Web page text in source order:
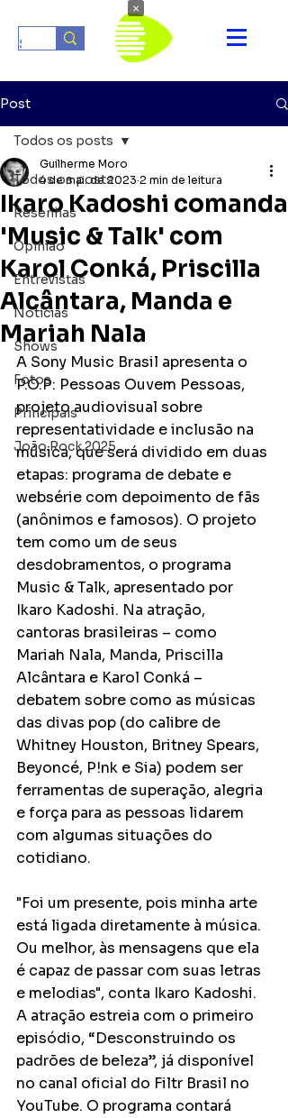
Post
Todos os posts
Resenhas
Opinião
Entrevistas
Notícias
Shows
Fotos
Principais
João Rock 2025
Todos os posts
Ikaro Kadoshi comanda
'Music & Talk' com
Karol Conká, Priscilla
Alcântara, Manda e
Mariah Nala
Guilherme Moro
4 de mai. de 2023 2 min de leitura
A Sony Music Brasil apresenta o
P.O.P: Pessoas Ouvem Pessoas,
projeto audiovisual sobre
representatividade e inclusão na
música, que será dividido em duas
etapas: programa de debate e
websérie com depoimento de fãs
(anônimos e famosos). O projeto
tem como um de seus
desdobramentos, o programa
Music & Talk, apresentado por
Ikaro Kadoshi. Na atração,
cantoras brasileiras – como
Mariah Nala, Manda, Priscilla
Alcântara e Karol Conká –
debatem sobre como as músicas
das divas pop (do calibre de
Whitney Houston, Britney Spears,
Beyoncé, P!nk e Sia) podem ser
ferramentas de superação, alegria
e força para as pessoas lidarem
com algumas situações do
cotidiano.
"Foi um presente, pois minha arte
está ligada diretamente à música.
Ou melhor, às mensagens que ela
é capaz de passar com suas letras
e melodias", conta Ikaro Kadoshi.
A atração estreia com o primeiro
episódio, “Desconstruindo os
padrões de beleza”, já disponível
no canal oficial do Filtr Brasil no
YouTube. O programa contará
×